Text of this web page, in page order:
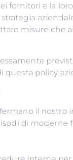
fornitori e la
e
questa policy
il
di